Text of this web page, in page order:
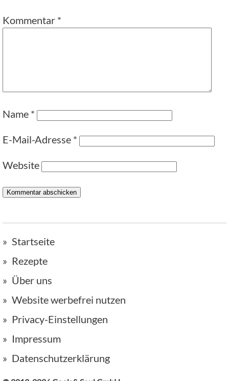
Kommentar *
Name *
E-Mail-Adresse *
Website
Startseite
Rezepte
Über uns
Website werbefrei nutzen
Privacy-Einstellungen
Impressum
Datenschutzerklärung